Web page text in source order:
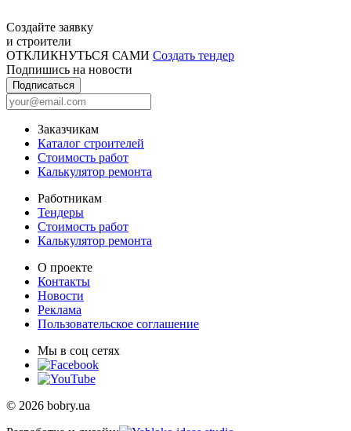
Создайте заявку
и строители
ОТКЛИКНУТЬСЯ САМИ Создать тендер
Подпишись на новости
Подписаться
Заказчикам
Каталог строителей
Стоимость работ
Калькулятор ремонта
Работникам
Тендеры
Стоимость работ
Калькулятор ремонта
О проекте
Контакты
Новости
Реклама
Пользовательское соглашение
Мы в соц сетях
© 2026 bobry.ua